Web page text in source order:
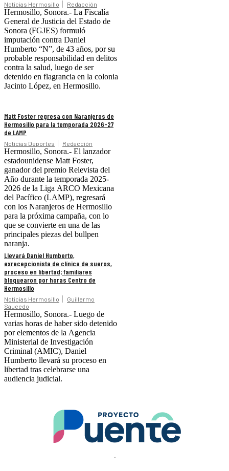
Noticias Hermosillo Redacción
Hermosillo, Sonora.- La Fiscalía
General de Justicia del Estado de
Sonora (FGJES) formuló
imputación contra Daniel
Humberto “N”, de 43 años, por su
probable responsabilidad en delitos
contra la salud, luego de ser
detenido en flagrancia en la colonia
Jacinto López, en Hermosillo.
Matt Foster regresa con Naranjeros de
Hermosillo para la temporada 2026-27
de LAMP
Noticias Deportes Redacción
Hermosillo, Sonora.- El lanzador
estadounidense Matt Foster,
ganador del premio Relevista del
Año durante la temporada 2025-
2026 de la Liga ARCO Mexicana
del Pacífico (LAMP), regresará
con los Naranjeros de Hermosillo
para la próxima campaña, con lo
que se convierte en una de las
principales piezas del bullpen
naranja.
Llevará Daniel Humberto,
exrecepcionista de clínica de sueros,
proceso en libertad; familiares
bloquearon por horas Centro de
Hermosillo
Noticias Hermosillo
Guillermo
Saucedo
Hermosillo, Sonora.- Luego de
varias horas de haber sido detenido
por elementos de la Agencia
Ministerial de Investigación
Criminal (AMIC), Daniel
Humberto llevará su proceso en
libertad tras celebrarse una
audiencia judicial.
.